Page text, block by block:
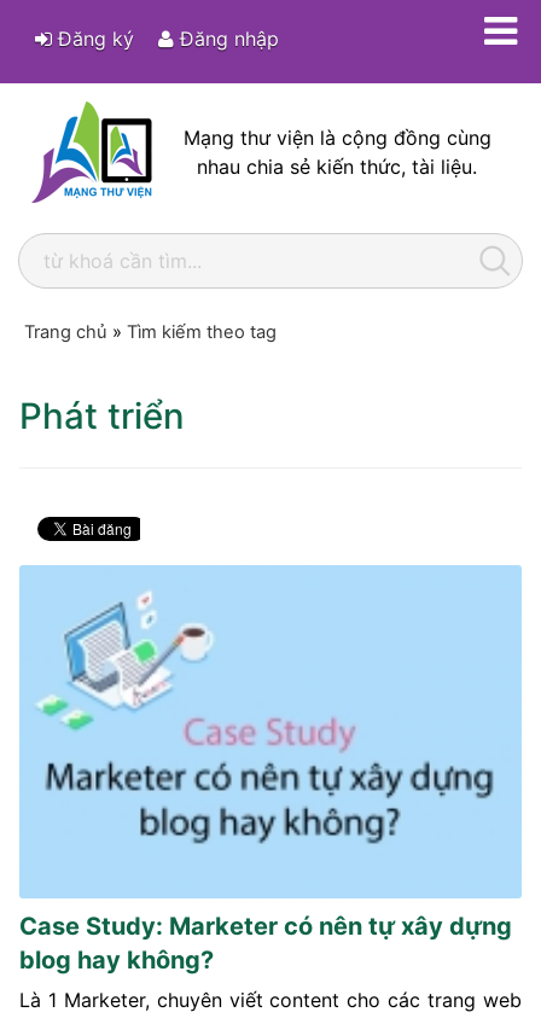
Đăng ký Đăng nhập
Mạng thư viện là cộng đồng cùng
nhau chia sẻ kiến thức, tài liệu.
Trang chủ » Tìm kiếm theo tag
Phát triển
Case Study: Marketer có nên tự xây dựng
blog hay không?
Là 1 Marketer, chuyên viết content cho các trang web